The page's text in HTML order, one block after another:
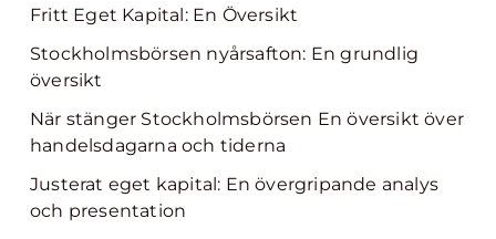
Fritt Eget Kapital: En Översikt
Stockholmsbörsen nyårsafton: En grundlig
översikt
När stänger Stockholmsbörsen En översikt över
handelsdagarna och tiderna
Justerat eget kapital: En övergripande analys
och presentation